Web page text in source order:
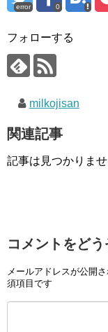
error 0
フォローする
milkojisan
関連記事
記事は見つかりませ
コメントをどう
メールアドレスが公開
須項目です